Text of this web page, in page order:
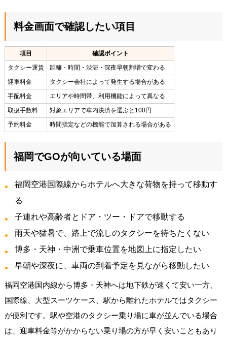
料金画面で確認したい項目
項目
確認ポイント
タクシー運賃
距離・時間・渋滞・深夜早朝割増で変わる
迎車料金
タクシー会社によって発生する場合がある
手配料金
エリアや時間帯、利用機能によって異なる
取扱手数料
対象エリアで車内決済を選ぶと100円
予約料金
時間指定などの機能で加算される場合がある
福岡でGOが向いている場面
福岡空港国際線からホテルへ大きな荷物を持って移動す
る
子連れや高齢者とドア・ツー・ドアで移動する
雨天や猛暑で、路上で流しのタクシーを待ちたくない
博多・天神・中洲で乗車位置を地図上に指定したい
早朝や深夜に、車両の到着予定を見ながら移動したい
福岡空港国内線から博多・天神へは地下鉄が速くて安い一方、
国際線、大型スーツケース、駅から離れたホテルではタクシー
が便利です。駅や空港のタクシー乗り場に車が並んでいる場合
は、迎車料金等がかからない乗り場の方が早く安いこともあり